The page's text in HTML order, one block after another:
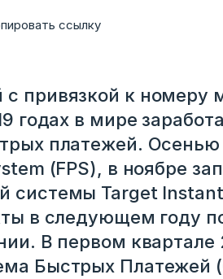
ссылку
привязкой к номеру
годах в мире
платежей. Осенью
(FPS), в ноябре
системы Target
в следующем году
В первом квартале
Быстрых Платежей